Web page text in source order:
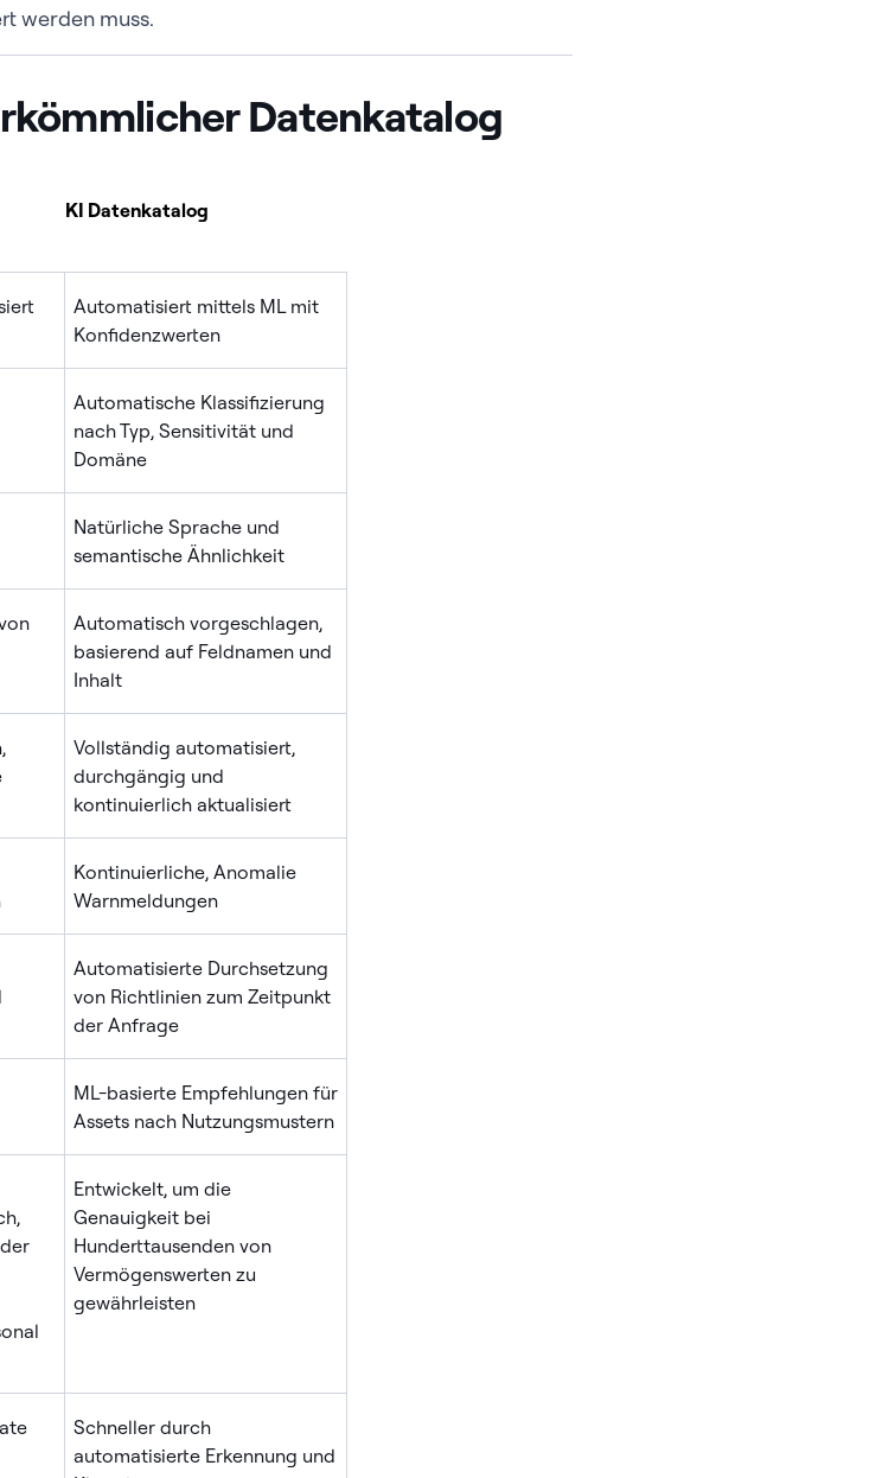
werden muss.
Datenkatalog
KI Datenkatalog
Automatisiert mittels ML mit
Konfidenzwerten
Automatische Klassifizierung
nach Typ, Sensitivität und
Domäne
Natürliche Sprache und
semantische Ähnlichkeit
Automatisch vorgeschlagen,
basierend auf Feldnamen und
Inhalt
Vollständig automatisiert,
durchgängig und
kontinuierlich aktualisiert
Kontinuierliche, Anomalie
Warnmeldungen
Automatisierte Durchsetzung
von Richtlinien zum Zeitpunkt
der Anfrage
ML-basierte Empfehlungen für
Assets nach Nutzungsmustern
Entwickelt, um die
Genauigkeit bei
Hunderttausenden von
Vermögenswerten zu
gewährleisten
Schneller durch
automatisierte Erkennung und